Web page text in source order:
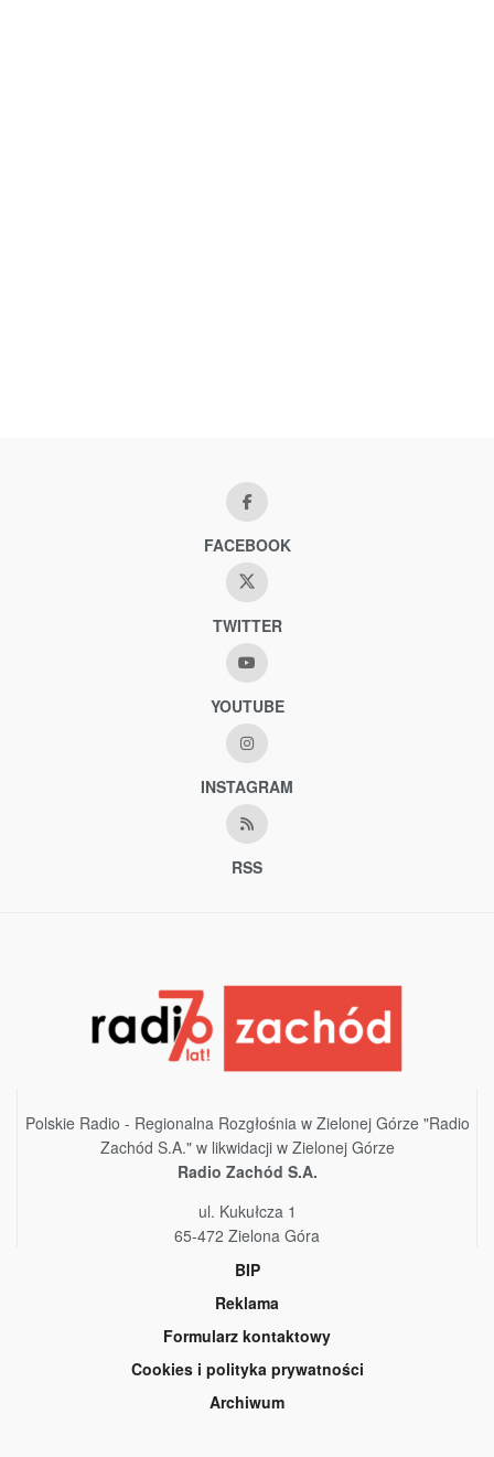
FACEBOOK
TWITTER
YOUTUBE
INSTAGRAM
RSS
Polskie Radio - Regionalna Rozgłośnia w Zielonej Górze "Radio
Zachód S.A." w likwidacji w Zielonej Górze
Radio Zachód S.A.
ul. Kukułcza 1
65-472 Zielona Góra
BIP
Reklama
Formularz kontaktowy
Cookies i polityka prywatności
Archiwum